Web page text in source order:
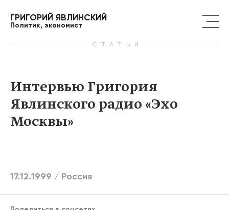
ГРИГОРИЙ ЯВЛИНСКИЙ
Политик, экономист
СТАТЬИ
Интервью Григория
Явлинского радио «Эхо
Москвы»
17.12.1999 / Россия